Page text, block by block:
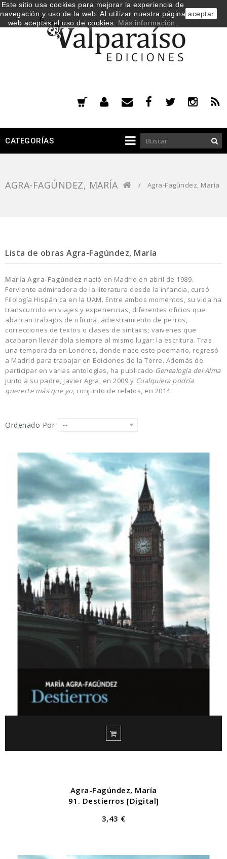
CATEGORÍAS
AGRA-FAGÚNDEZ, MARÍA / Agra-Fagúndez, María
Lista de obras Agra-Fagúndez, María
María Agra-Fagúndez nació en Madrid en abril de 1989.
Ferviente admiradora de la literatura desde la infancia, cursó
Filología Hispánica en la UAM. Entre ambos momentos, su vida ha
transcurrido en viajes y experiencias, diferentes oficios que
abarcan trabajos de oficina, adiestramiento de perros,
correcciones de textos o clases de sintaxis; vaivenes que
acabaron llevándola siempre al mismo lugar: la escritura. Tras
una temporada en Londres, donde nace este poemario, regresó
a Madrid para trabajar en Ediciones de la Torre. Además de
participar en varias antologías, ha publicado Genealogía del Alma
junto a su padre, Javier Agra, en 2009 y Cualquiera podría
quererte más que yo, conjunto de relatos, en 2014.
Ordenado Por --
Agra-Fagúndez, María
91. Destierros [Digital]
3,43 €
Este sitio usa cookies para mejorar la experiencia de
navegación y uso de la web. Al utilizar nuestra página
web aceptas el uso de cookies. Más información
aceptar